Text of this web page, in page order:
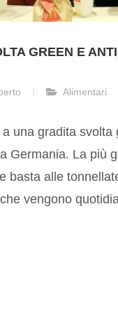
GREEN E
Alimentari
una gradita svolta
Germania. La più
basta alle
vengono